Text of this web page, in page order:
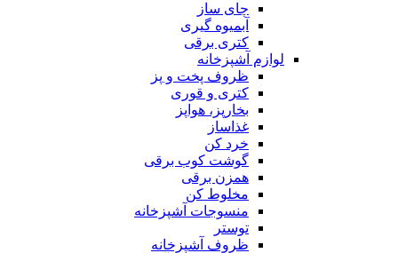
چای ساز
آبمیوه گیری
کتری برقی
لوازم آشپزخانه
ظروف پخت و پز
کتری و قوری
بخارپز، هواپز
غذاساز
خرد کن
گوشت کوب برقی
همزن برقی
مخلوط کن
منسوجات آشپزخانه
توستر
ظروف آشپزخانه